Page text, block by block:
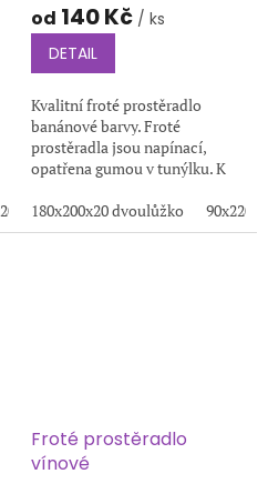
200x220x20 100x200x20
od 140 Kč / ks
DETAIL
Kvalitní froté prostěradlo
banánové barvy. Froté
prostěradla jsou napínací,
opatřena gumou v tunýlku. K
používána kvalitní froté
tkanina s vysokou...
180x200x20 dvoulůžko
Froté prostěradlo
vínové